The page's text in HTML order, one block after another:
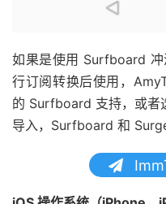
如果是使用 Surfboard
行订阅转换后使用，
的 Surfboard 支持，或者
导入，Surfboard 和